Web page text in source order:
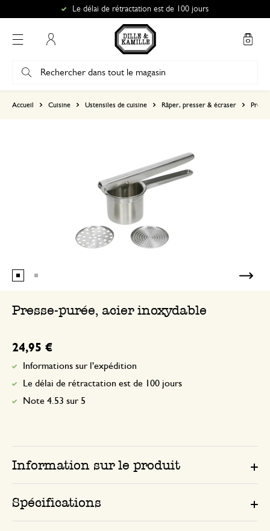
Le délai de rétractation est de 100 jours
Accueil Cuisine Ustensiles de cuisine Râper, presser & écraser
Presse-purée, acier inoxydable
24,95 €
Informations sur l'expédition
Le délai de rétractation est de 100 jours
Note 4.53 sur 5
Information sur le produit
Spécifications